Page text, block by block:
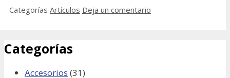
Categorías Artículos Deja un comentario
Categorías
Accesorios (31)